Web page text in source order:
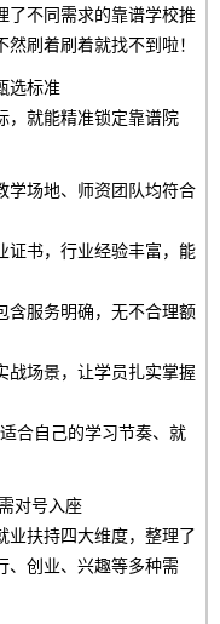
了不同需求的靠谱学校推
刷着刷着就找不到啦！
选标准
，就能精准锁定靠谱院
学场地、师资团队均符合
证书，行业经验丰富，能
含服务明确，无不合理额
战场景，让学员扎实掌握
合自己的学习节奏、就
对号入座
业扶持四大维度，整理了
、创业、兴趣等多种需